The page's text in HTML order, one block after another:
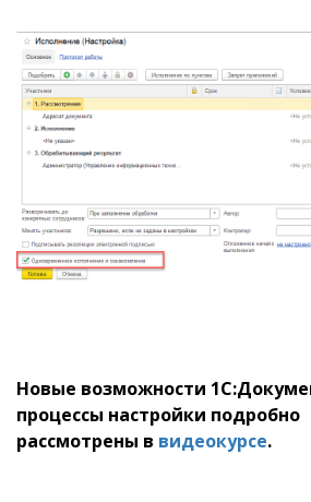
Новые возможности
процессы настройки подробно
рассмотрены в видеокурсе.